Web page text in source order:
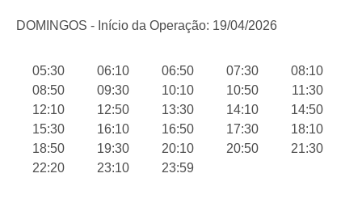
DOMINGOS - Início da Operação: 19/04/2026
05:30 06:10 06:50 07:30
08:10
08:50
09:30 10:10 10:50
11:30
12:10
12:50 13:30 14:10
14:50
15:30
16:10 16:50 17:30
18:10
18:50
19:30 20:10 20:50
21:30
22:20
23:10 23:59